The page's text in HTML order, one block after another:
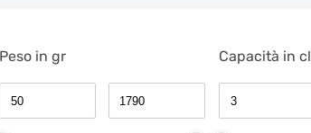
Peso in gr Capacità in cl